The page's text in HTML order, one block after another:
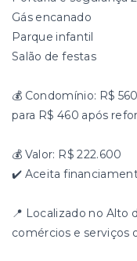
Gás encanado
Parque infantil
Salão de festas
💰 Condomínio: R$
para R$ 460 após
💰 Valor: R$ 222.600
✔️ Aceita
📍 Localizado no Alto
comércios e serviços